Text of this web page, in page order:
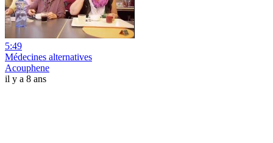
5:49
Médecines alternatives
Acouphene
il y a 8 ans